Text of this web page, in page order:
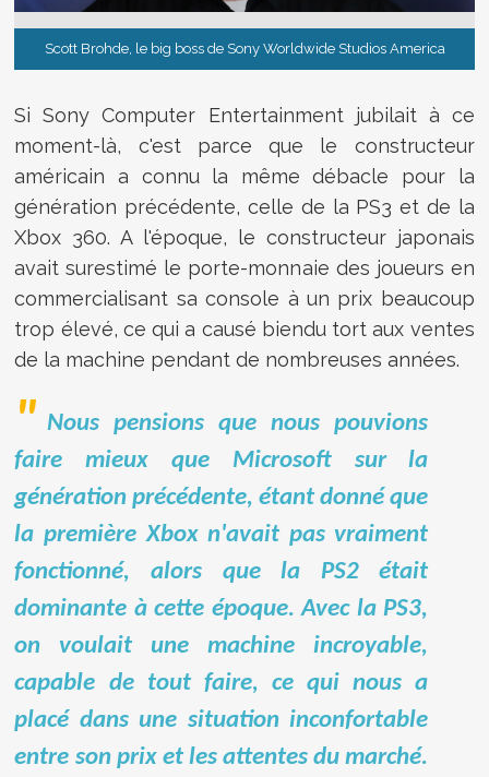
Scott Brohde, le big boss de Sony Worldwide Studios America
Si Sony Computer Entertainment jubilait à ce
moment-là, c'est parce que le constructeur
américain a connu la même débacle pour la
génération précédente, celle de la PS3 et de la
Xbox 360. A l'époque, le constructeur japonais
avait surestimé le porte-monnaie des joueurs en
commercialisant sa console à un prix beaucoup
trop élevé, ce qui a causé biendu tort aux ventes
de la machine pendant de nombreuses années.
Nous pensions que nous pouvions
faire mieux que Microsoft sur la
génération précédente, étant donné que
la première Xbox n'avait pas vraiment
fonctionné, alors que la PS2 était
dominante à cette époque. Avec la PS3,
on voulait une machine incroyable,
capable de tout faire, ce qui nous a
placé dans une situation inconfortable
entre son prix et les attentes du marché.